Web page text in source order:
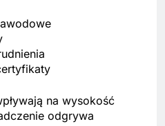
na wysokość
odgrywa